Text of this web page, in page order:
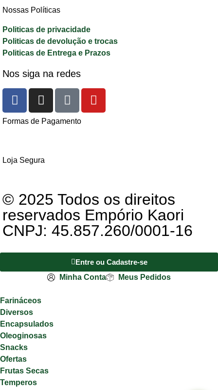
Nossas Políticas
Politicas de privacidade
Politicas de devolução e trocas
Politicas de Entrega e Prazos
Nos siga na redes
Formas de Pagamento
Loja Segura
© 2025 Todos os direitos
reservados Empório Kaori
CNPJ: 45.857.260/0001-16
Entre ou Cadastre-se
Minha Conta
Meus Pedidos
Farináceos
Diversos
Encapsulados
Oleoginosas
Snacks
Ofertas
Frutas Secas
Temperos